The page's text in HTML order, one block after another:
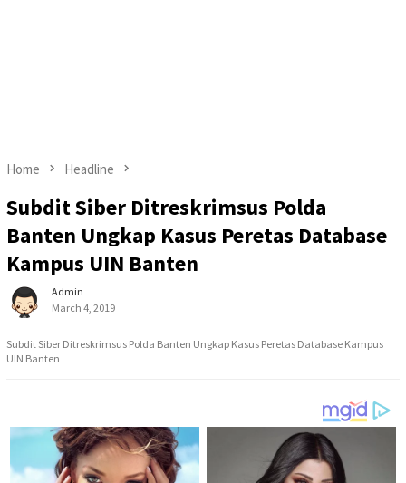
Home Headline
Subdit Siber Ditreskrimsus Polda
Banten Ungkap Kasus Peretas Database
Kampus UIN Banten
Admin
March 4, 2019
Subdit Siber Ditreskrimsus Polda Banten Ungkap Kasus Peretas Database Kampus
UIN Banten